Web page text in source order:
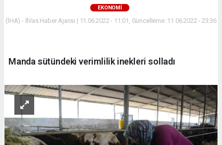
EKONOMİ
(İHA) - İhlas Haber Ajansı | 11.06.2022 - 11:01, Güncelleme: 11.06.2022 - 23:36
Manda sütündeki verimlilik inekleri solladı